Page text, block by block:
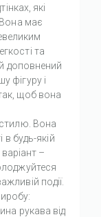
які
Вона має
та
й доповнений
фігуру і
щоб вона
стилю. Вона
будь-якій
–
події.
рукава від